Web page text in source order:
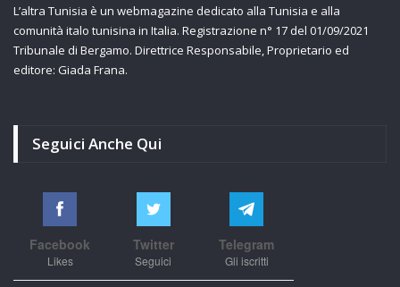
L’altra Tunisia è un webmagazine dedicato alla Tunisia e alla
comunità italo tunisina in Italia. Registrazione n° 17 del 01/09/2021
Tribunale di Bergamo. Direttrice Responsabile, Proprietario ed
editore: Giada Frana.
Seguici Anche Qui
Facebook
Likes
Twitter
Seguici
Telegram
Gli iscritti